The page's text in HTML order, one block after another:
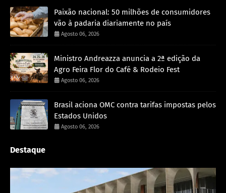
Paixão nacional: 50 milhões de consumidores
vão à padaria diariamente no país
Agosto 06, 2026
Ministro Andreazza anuncia a 2ª edição da
Agro Feira Flor do Café & Rodeio Fest
Agosto 06, 2026
Brasil aciona OMC contra tarifas impostas pelos
Estados Unidos
Agosto 06, 2026
Destaque